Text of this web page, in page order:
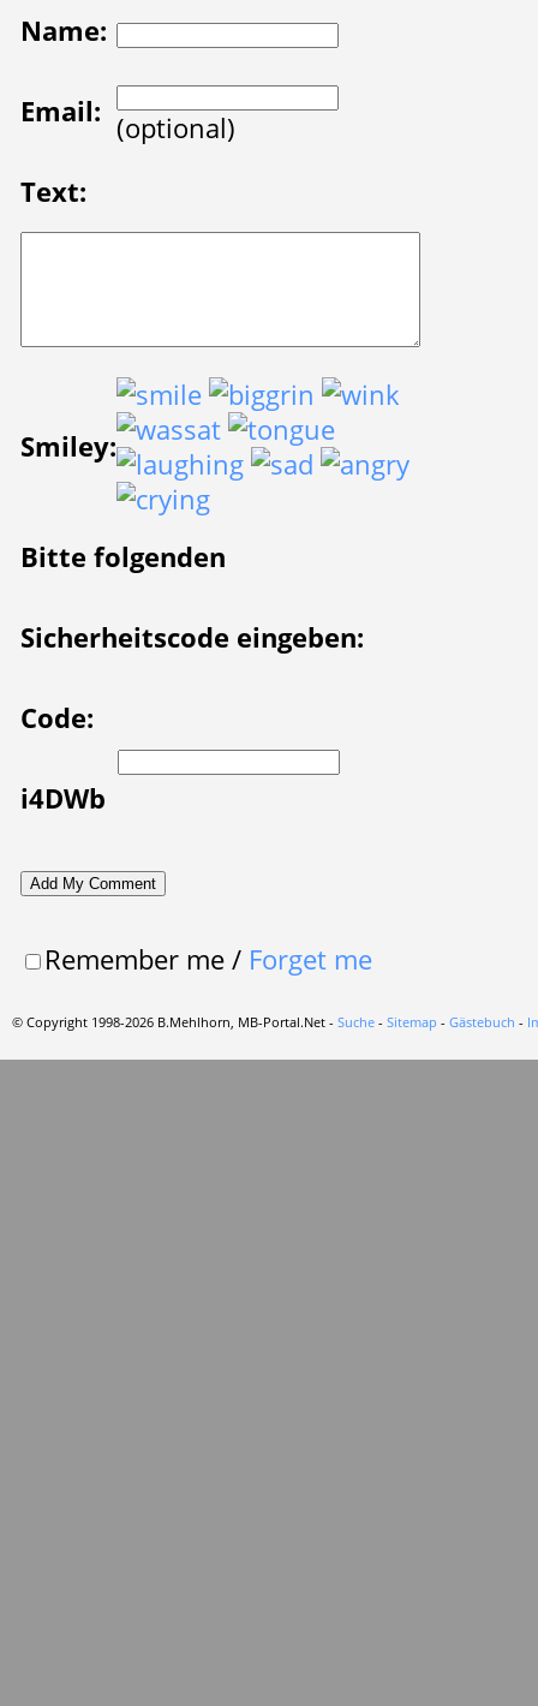
Name:
Email: (optional)
Text:
Smiley:
Bitte folgenden
Sicherheitscode eingeben:
Code:
i4DWb
Remember me/ Forget me
© Copyright 1998-2026 B.Mehlhorn, MB-Portal.Net - Suche - Sitemap - Gästebuch -